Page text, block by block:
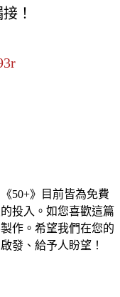
！
50+》目前皆為免費
投入。如您喜歡這篇
作。希望我們在您的
發、給予人盼望！